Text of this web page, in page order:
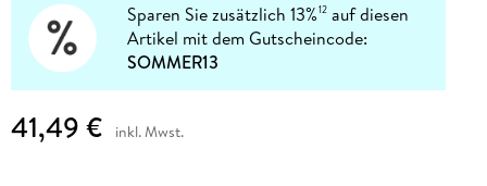
Sparen Sie zusätzlich 13%12 auf diesen
Artikel mit dem Gutscheincode:
SOMMER13
41,49 € inkl. Mwst.